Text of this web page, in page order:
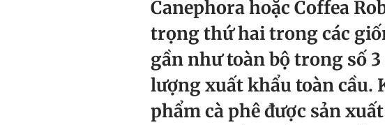
Canephora hoặc Coffea
trọng thứ hai trong các
gần như toàn bộ trong số
lượng xuất khẩu toàn cầu.
phẩm cà phê được sản